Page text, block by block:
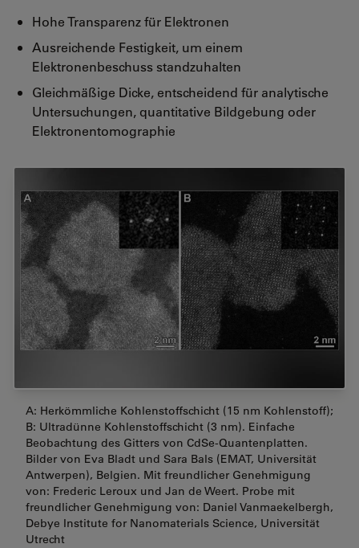
Hohe Transparenz für Elektronen
Ausreichende Festigkeit, um einem
Elektronenbeschuss standzuhalten
Gleichmäßige Dicke, entscheidend für analytische
Untersuchungen, quantitative Bildgebung oder
Elektronentomographie
A: Herkömmliche Kohlenstoffschicht (15 nm Kohlenstoff);
B: Ultradünne Kohlenstoffschicht (3 nm). Einfache
Beobachtung des Gitters von CdSe-Quantenplatten.
Bilder von Eva Bladt und Sara Bals (EMAT, Universität
Antwerpen), Belgien. Mit freundlicher Genehmigung
von: Frederic Leroux und Jan de Weert. Probe mit
freundlicher Genehmigung von: Daniel Vanmaekelbergh,
Debye Institute for Nanomaterials Science, Universität
Utrecht